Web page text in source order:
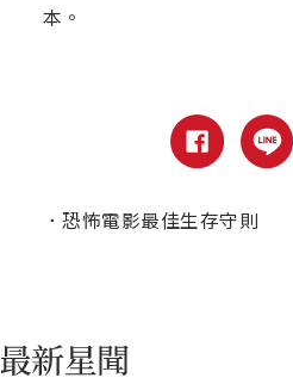
本。
． 恐怖電影最佳生存守則